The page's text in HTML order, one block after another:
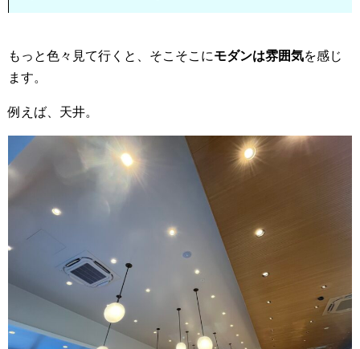
もっと色々見て行くと、そこそこにモダンは雰囲気を感じ
ます。
例えば、天井。